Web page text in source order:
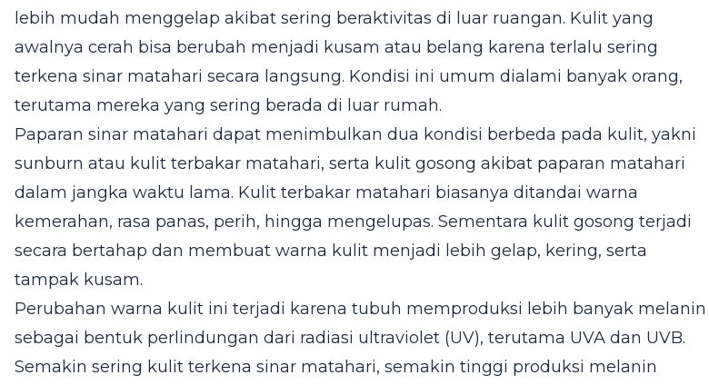
lebih mudah menggelap akibat sering beraktivitas di luar ruangan. Kulit yang
awalnya cerah bisa berubah menjadi kusam atau belang karena terlalu sering
terkena sinar matahari secara langsung. Kondisi ini umum dialami banyak orang,
terutama mereka yang sering berada di luar rumah.
Paparan sinar matahari dapat menimbulkan dua kondisi berbeda pada kulit, yakni
sunburn atau kulit terbakar matahari, serta kulit gosong akibat paparan matahari
dalam jangka waktu lama. Kulit terbakar matahari biasanya ditandai warna
kemerahan, rasa panas, perih, hingga mengelupas. Sementara kulit gosong terjadi
secara bertahap dan membuat warna kulit menjadi lebih gelap, kering, serta
tampak kusam.
Perubahan warna kulit ini terjadi karena tubuh memproduksi lebih banyak melanin
sebagai bentuk perlindungan dari radiasi ultraviolet (UV), terutama UVA dan UVB.
Semakin sering kulit terkena sinar matahari, semakin tinggi produksi melanin